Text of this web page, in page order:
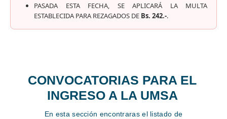
PASADA ESTA FECHA, SE APLICARÁ LA MULTA
ESTABLECIDA PARA REZAGADOS DE Bs. 242.-.
CONVOCATORIAS PARA EL
INGRESO A LA UMSA
En esta sección encontraras el listado de